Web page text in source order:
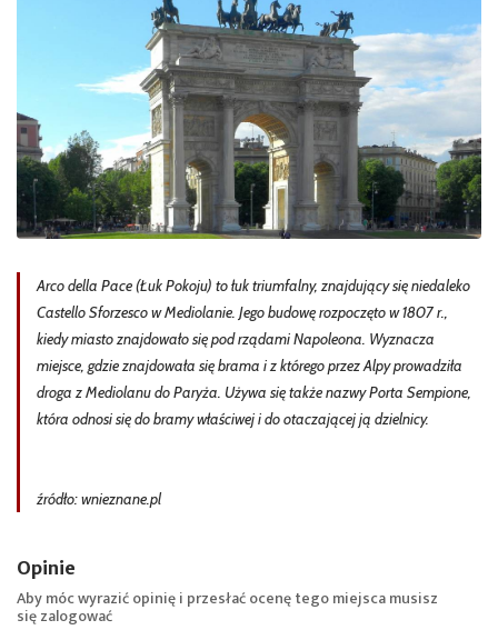
Arco della Pace (Łuk Pokoju) to łuk triumfalny, znajdujący się niedaleko
Castello Sforzesco w Mediolanie. Jego budowę rozpoczęto w 1807 r.,
kiedy miasto znajdowało się pod rządami Napoleona. Wyznacza
miejsce, gdzie znajdowała się brama i z którego przez Alpy prowadziła
droga z Mediolanu do Paryża. Używa się także nazwy Porta Sempione,
która odnosi się do bramy właściwej i do otaczającej ją dzielnicy.
źródło: wnieznane.pl
Opinie
Aby móc wyrazić opinię i przesłać ocenę tego miejsca musisz
sięzalogować